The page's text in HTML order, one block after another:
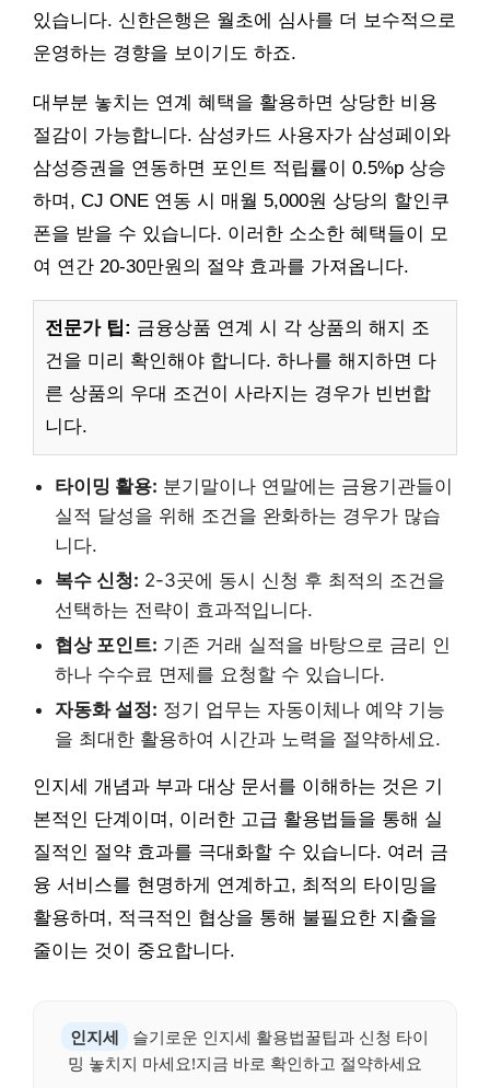
있습니다. 신한은행은 월초에 심사를 더 보수적으로
운영하는 경향을 보이기도 하죠.
대부분 놓치는 연계 혜택을 활용하면 상당한 비용
절감이 가능합니다. 삼성카드 사용자가 삼성페이와
삼성증권을 연동하면 포인트 적립률이 0.5%p 상승
하며, CJ ONE 연동 시 매월 5,000원 상당의 할인쿠
폰을 받을 수 있습니다. 이러한 소소한 혜택들이 모
여 연간 20-30만원의 절약 효과를 가져옵니다.
전문가 팁: 금융상품 연계 시 각 상품의 해지 조
건을 미리 확인해야 합니다. 하나를 해지하면 다
른 상품의 우대 조건이 사라지는 경우가 빈번합
니다.
타이밍 활용: 분기말이나 연말에는 금융기관들이
실적 달성을 위해 조건을 완화하는 경우가 많습
니다.
복수 신청: 2-3곳에 동시 신청 후 최적의 조건을
선택하는 전략이 효과적입니다.
협상 포인트: 기존 거래 실적을 바탕으로 금리 인
하나 수수료 면제를 요청할 수 있습니다.
자동화 설정: 정기 업무는 자동이체나 예약 기능
을 최대한 활용하여 시간과 노력을 절약하세요.
인지세 개념과 부과 대상 문서를 이해하는 것은 기
본적인 단계이며, 이러한 고급 활용법들을 통해 실
질적인 절약 효과를 극대화할 수 있습니다. 여러 금
융 서비스를 현명하게 연계하고, 최적의 타이밍을
활용하며, 적극적인 협상을 통해 불필요한 지출을
줄이는 것이 중요합니다.
인지세
슬기로운 인지세 활용법꿀팁과 신청 타이
밍 놓치지 마세요!지금 바로 확인하고 절약하세요